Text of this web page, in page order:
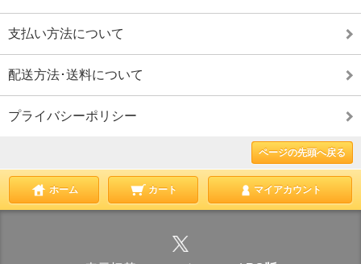
支払い方法について
配送方法･送料について
プライバシーポリシー
ページの先頭へ戻る
ホーム カート マイアカウント